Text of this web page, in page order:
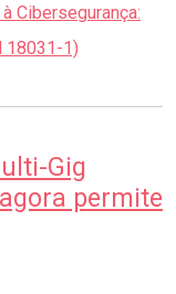
Cibersegurança:
18031-1)
Gig
permite